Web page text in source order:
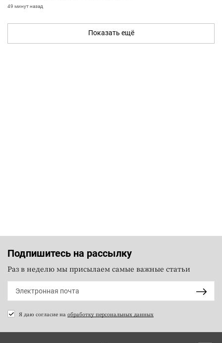
49 минут назад
Показать ещё
Подпишитесь на рассылку
Раз в неделю мы присылаем самые важные статьи
Я даю согласие на обработку персональных данных